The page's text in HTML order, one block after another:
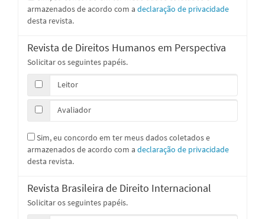
armazenados de acordo com a declaração de privacidade
desta revista.
Revista de Direitos Humanos em Perspectiva
Solicitar os seguintes papéis.
Leitor
Avaliador
armazenados de acordo com a declaração de privacidade
desta revista.
Revista Brasileira de Direito Internacional
Solicitar os seguintes papéis.